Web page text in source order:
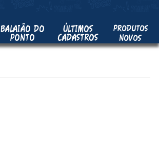
BALAIÃO DO
PONTO
ÚLTIMOS
CADASTROS
PRODUTOS
NOVOS